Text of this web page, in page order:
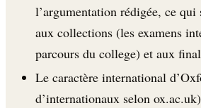
l’argumentation rédigée, ce qui
aux collections (les examens
parcours du college) et aux
Le caractère international
d’internationaux selon